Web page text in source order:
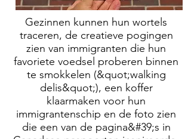
Gezinnen kunnen hun wortels
traceren, de creatieve pogingen
zien van immigranten die hun
favoriete voedsel proberen binnen
te smokkelen (&quot;walking
delis&quot;), een koffer
klaarmaken voor hun
immigrantenschip en de foto zien
die een van de pagina&#39;s in